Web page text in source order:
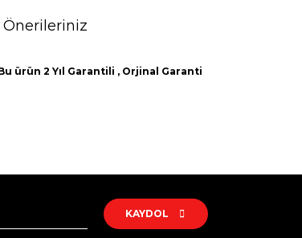
Önerileriniz
ürün 2 Yıl Garantili , Orjinal Garanti
KAYDOL